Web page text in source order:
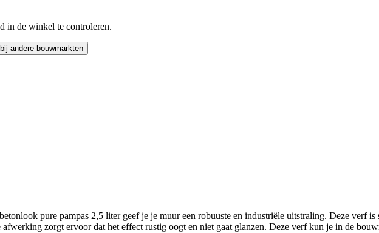
in de winkel te controleren.
andere bouwmarkten
pure pampas 2,5 liter geef je je muur een robuuste en industriële uitstraling. Deze verf
zorgt ervoor dat het effect rustig oogt en niet gaat glanzen. Deze verf kun je in de